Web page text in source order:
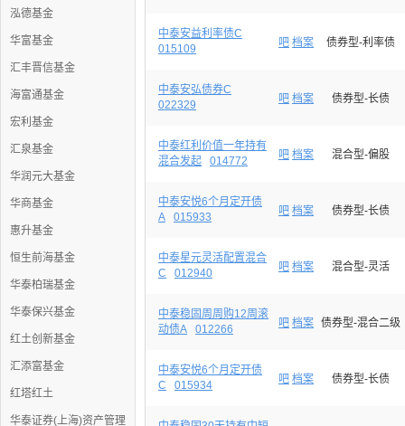
泓德基金
华富基金
汇丰晋信基金
海富通基金
宏利基金
汇泉基金
华润元大基金
华商基金
惠升基金
恒生前海基金
华泰柏瑞基金
华泰保兴基金
红土创新基金
汇添富基金
红塔红土
华泰证券(上海)资产管理
中泰安益利率债C
015109
吧 档案 债券型-利率债
中泰安弘债券C
022329
吧 档案 债券型-长债
中泰红利价值一年持有
混合发起
014772 吧 档案 混合型-偏股
中泰安悦6个月定开债
A
015933 吧 档案 债券型-长债
中泰星元灵活配置混合
C
012940 吧 档案 混合型-灵活
中泰稳固周周购12周滚
动债A
012266 吧 档案 债券型-混合二级
中泰安悦6个月定开债
C
015934 吧 档案 债券型-长债